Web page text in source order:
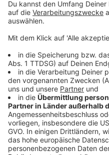
Anzeige
©Copyright: Apple TV+
Die blinde Armee von
anderen Sinnen kämpfen.
Anzeige